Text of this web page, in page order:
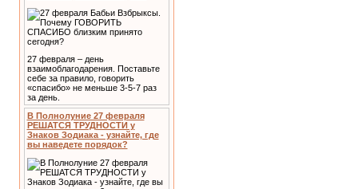
27 февраля – день
взаимоблагодарения. Поставьте
себе за правило, говорить
«спасибо» не меньше 3-5-7 раз
за день.
В Полнолуние 27 февраля
РЕШАТСЯ ТРУДНОСТИ у
Знаков Зодиака - узнайте, где
вы наведете порядок?